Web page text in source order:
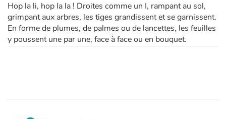
Hop la li, hop la la ! Droites comme un I, rampant au sol,
grimpant aux arbres, les tiges grandissent et se garnissent.
En forme de plumes, de palmes ou de lancettes, les feuilles
y poussent une par une, face à face ou en bouquet.